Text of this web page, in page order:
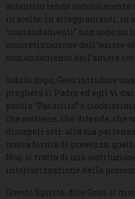
autentico tende naturalmente
in scelte, in atteggiamenti, in
“comandamenti” non sono
concretizzazione dell’amore
comandamento dell’amore
Subito dopo, Gesù introduce
pregherò il Padre ed egli vi
parola “Paraclito” è
che sostiene, che difende, che
discepoli soli: alla sua
nuova forma di presenza,
Non si tratta di una
interiorizzazione della
Questo Spirito, dice Gesù, il